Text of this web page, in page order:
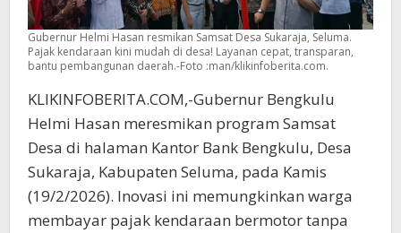
Gubernur Helmi Hasan resmikan Samsat Desa Sukaraja, Seluma.
Pajak kendaraan kini mudah di desa! Layanan cepat, transparan,
bantu pembangunan daerah.-Foto :man/klikinfoberita.com.
KLIKINFOBERITA.COM,-Gubernur Bengkulu
Helmi Hasan meresmikan program Samsat
Desa di halaman Kantor Bank Bengkulu, Desa
Sukaraja, Kabupaten Seluma, pada Kamis
(19/2/2026). Inovasi ini memungkinkan warga
membayar pajak kendaraan bermotor tanpa